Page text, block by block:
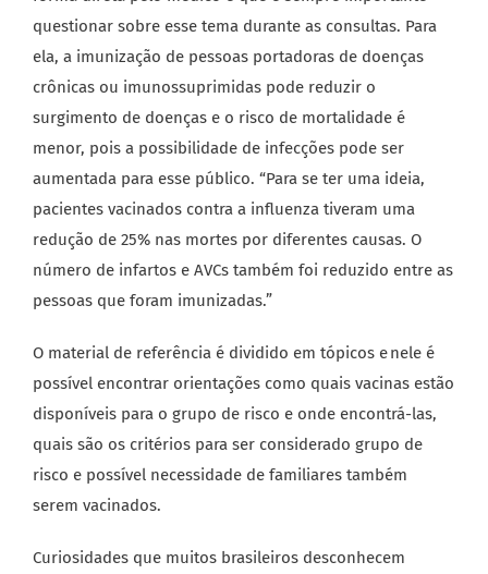
questionar sobre esse tema durante as consultas. Para
ela, a imunização de pessoas portadoras de doenças
crônicas ou imunossuprimidas pode reduzir o
surgimento de doenças e o risco de mortalidade é
menor, pois a possibilidade de infecções pode ser
aumentada para esse público. “Para se ter uma ideia,
pacientes vacinados contra a influenza tiveram uma
redução de 25% nas mortes por diferentes causas. O
número de infartos e AVCs também foi reduzido entre as
pessoas que foram imunizadas.”
O material de referência é dividido em tópicos e nele é
possível encontrar orientações como quais vacinas estão
disponíveis para o grupo de risco e onde encontrá-las,
quais são os critérios para ser considerado grupo de
risco e possível necessidade de familiares também
serem vacinados.
Curiosidades que muitos brasileiros desconhecem